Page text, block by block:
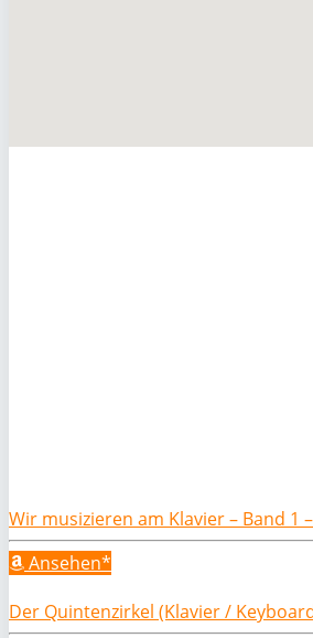
Wir musizieren am Klavier – Band 1
Ansehen*
Der Quintenzirkel (Klavier /